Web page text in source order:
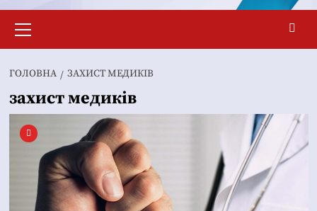
меню
ГОЛОВНА ЗАХИСТ МЕДИКІВ
захист медиків